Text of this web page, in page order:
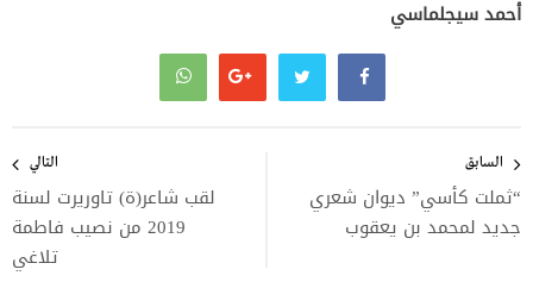
أحمد سيجلماسي
المقالات
السابق
“ثملت كأسي” ديوان شعري
جديد لمحمد بن يعقوب
التالي
لقب شاعر(ة) تاوريرت لسنة
2019 من نصيب فاطمة
تلاغي